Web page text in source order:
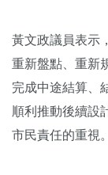
黃文政議員表示
重新盤點、重新
完成中途結算、
順利推動後續設
市民責任的重視